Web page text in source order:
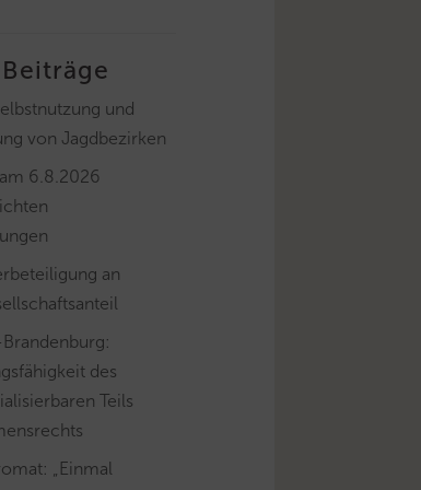
und
von Jagdbezirken
6.8.2026
an
des
Teils
„Einmal